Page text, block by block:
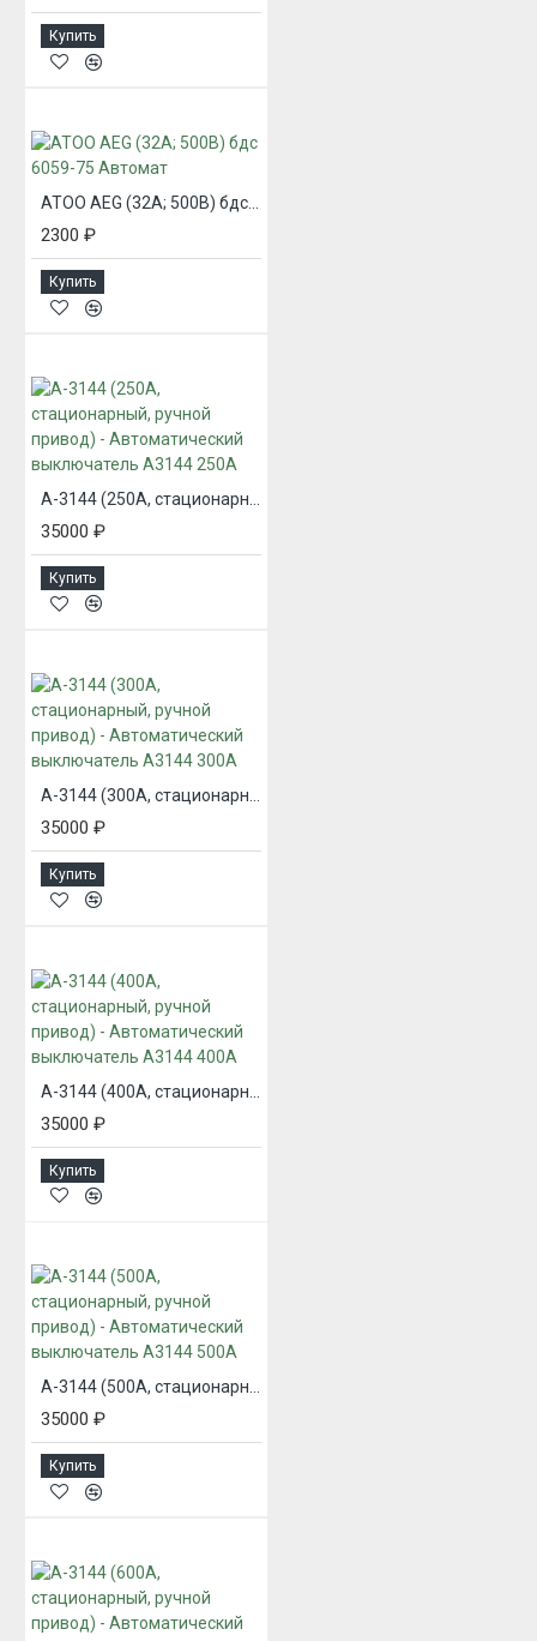
Купить
ATOO AEG (32А; 500В) бдс 6059-75 Автомат
2300 ₽
Купить
35000 ₽
Купить
35000 ₽
Купить
35000 ₽
Купить
А-3144 (500А, стационарный, ручной привод) - Автоматический выключатель А3144 500А
35000 ₽
Купить